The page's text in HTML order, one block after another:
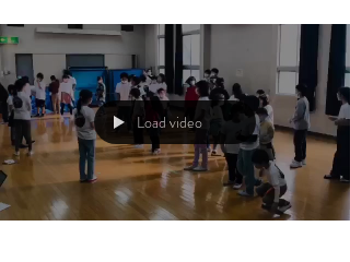
にわかるELS21の良さ、ELS21の存在の大きさ、や
り遂げたから見えたゴール！！...
Load video